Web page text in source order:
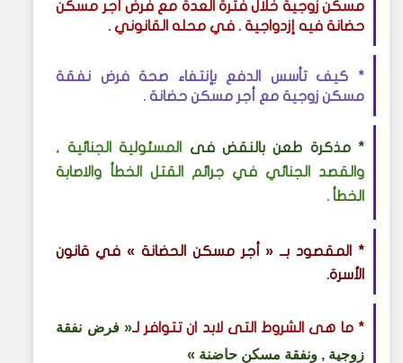
مسكن زوجية خلال فترة العدة مع فرض أجر مسكن
حضانة فيه إزدواجية . في محله القانوني .
* كيف تأسس
الدفع بإنتفاء صحة فرض نفقة
مسكن زوجية مع أجر مسكن حضانة .
* مذكرة طعن بالنقض فى
المسئولية الجنائية ,
والقصد الجنائي في جرائم القتل الخطأ والاصابة
الخطأ .
* المقصود بــ « أجر مسكن الحضانة » في قانون
الأسرة.
* ما هى الشروط التى لابد ان تتوافر لـ« فرض نفقة
زوجية , ونفقة مسكن حاضنة »